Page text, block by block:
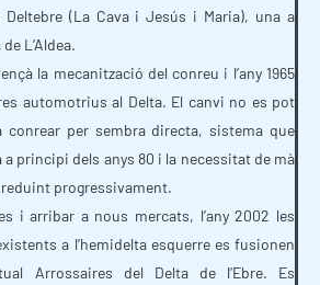
(La Cava i Jesús i Maria), una a
L’Aldea.
la mecanització del conreu i l’any 1965
automotrius al Delta. El canvi no es pot
conrear per sembra directa, sistema que
a principi dels anys 80 i la necessitat de mà
reduint progressivament.
i arribar a nous mercats, l’any 2002 les
a l’hemidelta esquerre es fusionen
Arrossaires del Delta de l’Ebre. Es